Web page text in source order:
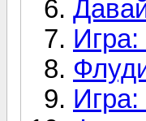
Игра: